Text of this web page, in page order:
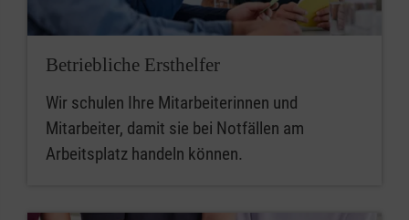
Betriebliche Ersthelfer
Wir schulen Ihre Mitarbeiterinnen und
Mitarbeiter, damit sie bei Notfällen am
Arbeitsplatz handeln können.